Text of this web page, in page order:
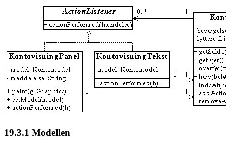
19.3.1 Modellen